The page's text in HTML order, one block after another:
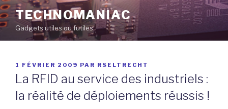
Aller
au
contenu
principal
TECHNOMANIAC
Gadgets utiles ou futiles
PUBLIÉ
LE
1 FÉVRIER 2009 PAR RSELTRECHT
La RFID au service des industriels :
la réalité de déploiements réussis !